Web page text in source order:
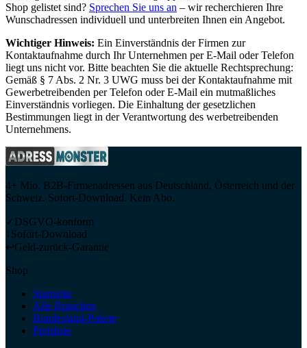
Shop gelistet sind? Sprechen Sie uns an – wir recherchieren Ihre
Wunschadressen individuell und unterbreiten Ihnen ein Angebot.
Wichtiger Hinweis: Ein Einverständnis der Firmen zur
Kontaktaufnahme durch Ihr Unternehmen per E-Mail oder Telefon
liegt uns nicht vor. Bitte beachten Sie die aktuelle Rechtsprechung:
Gemäß § 7 Abs. 2 Nr. 3 UWG muss bei der Kontaktaufnahme mit
Gewerbetreibenden per Telefon oder E-Mail ein mutmaßliches
Einverständnis vorliegen. Die Einhaltung der gesetzlichen
Bestimmungen liegt in der Verantwortung des werbetreibenden
Unternehmens.
4+ Mio. B2B-Firmenadressen aus Deutschland, Österreich und der
Schweiz. Sofort-Download. Kein Abo.
✓ DSGVO-konform
↓Sofort-Download
↩Geld-zurück-Garantie
Shop
Startseite
Alle Branchen
Bundesland-Pakete
Preisliste